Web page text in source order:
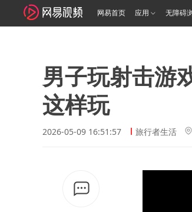
网易首页 应用 无障碍
男子玩射击游
这样玩
2026-05-09 16:51:57 旅行者生活